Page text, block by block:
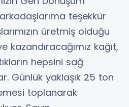
teşekkür
üretmiş olduğu
kazandıracağımız kağıt,
hepsini sağ
Günlük yaklaşık 25 ton
toplanarak